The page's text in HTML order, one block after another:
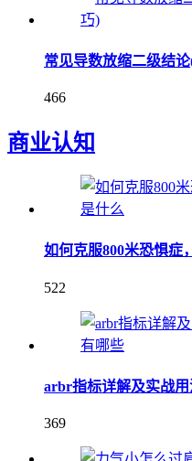
常见导数放缩二级结
466
商业认知
如何克服800米恐惧症
522
arbr指标详解及实战
369